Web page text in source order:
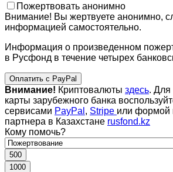
Пожертвовать анонимно
Внимание! Вы жертвуете анонимно,
информацией самостоятельно.
Информация о произведенном
в Русфонд в течение четырех
Оплатить с PayPal
Внимание! Криптовалюты здесь. Для
карты зарубежного банка
сервисами PayPal , Stripe или формой
партнера в Казахстане rusfond.kz
Кому помочь?
500
1000